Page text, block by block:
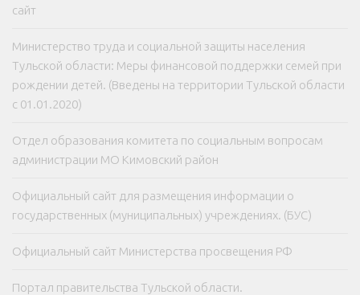
сайт
Министерство труда и социальной защиты населения
Тульской области: Меры финансовой поддержки семей при
рождении детей. (Введены на территории Тульской области
с 01.01.2020)
Отдел образования комитета по социальным вопросам
администрации МО Кимовский район
Официальный сайт для размещения информации о
государственных (муниципальных) учреждениях. (БУС)
Официальный сайт Министерства просвещения РФ
Портал правительства Тульской области.